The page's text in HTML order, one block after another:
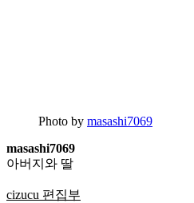
Photo by masashi7069
masashi7069
아버지와 딸
cizucu 편집부